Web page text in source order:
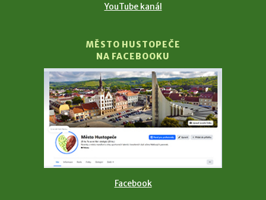
YouTube kanál
MĚSTO HUSTOPEČE
NA FACEBOOKU
Facebook